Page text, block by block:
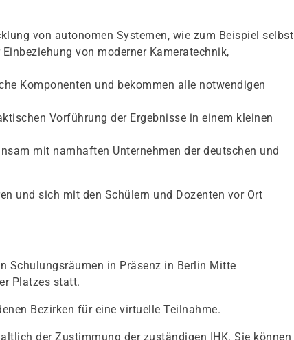
von autonomen Systemen, wie zum Beispiel selbst
von moderner Kameratechnik,
Komponenten und bekommen alle notwendigen
Vorführung der Ergebnisse in einem kleinen
mit namhaften Unternehmen der deutschen und
und sich mit den Schülern und Dozenten vor Ort
Schulungsräumen in Präsenz in Berlin Mitte
Platzes statt.
Bezirken für eine virtuelle Teilnahme.
der Zustimmung der zuständigen IHK. Sie können